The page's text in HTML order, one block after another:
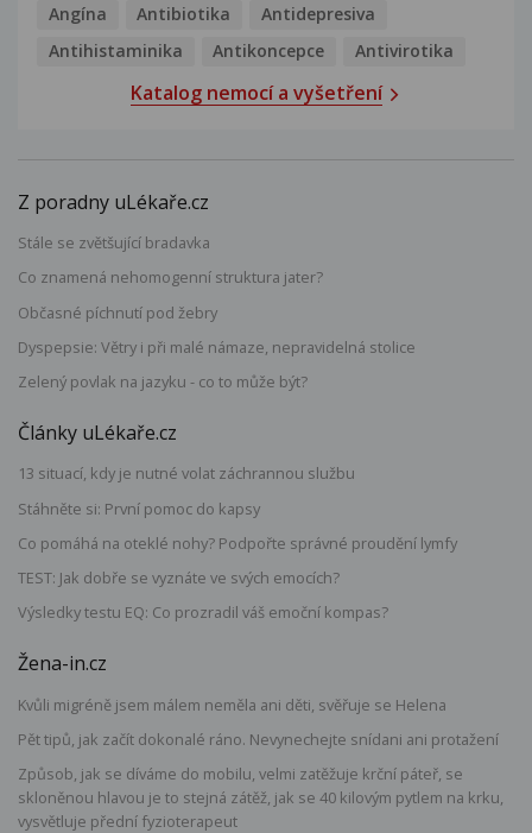
Angína
Antibiotika
Antidepresiva
Antihistaminika
Antikoncepce Antivirotika
Katalog nemocí a vyšetření
Z poradny uLékaře.cz
Stále se zvětšující bradavka
Co znamená nehomogenní struktura jater?
Občasné píchnutí pod žebry
Dyspepsie: Větry i při malé námaze, nepravidelná stolice
Zelený povlak na jazyku - co to může být?
Články uLékaře.cz
13 situací, kdy je nutné volat záchrannou službu
Stáhněte si: První pomoc do kapsy
Co pomáhá na oteklé nohy? Podpořte správné proudění lymfy
TEST: Jak dobře se vyznáte ve svých emocích?
Výsledky testu EQ: Co prozradil váš emoční kompas?
Žena-in.cz
Kvůli migréně jsem málem neměla ani děti, svěřuje se Helena
Pět tipů, jak začít dokonalé ráno. Nevynechejte snídani ani protažení
Způsob, jak se díváme do mobilu, velmi zatěžuje krční páteř, se
skloněnou hlavou je to stejná zátěž, jak se 40 kilovým pytlem na krku,
vysvětluje přední fyzioterapeut